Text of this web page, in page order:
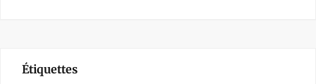
Étiquettes